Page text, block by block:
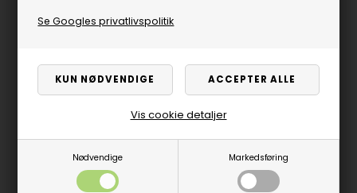
Se Googles privatlivspolitik
Nødvendige Markedsføring
Vis cookie detaljer
Med 800 m2produktionsareal i Vejle samt vores
specialuddannede montører er der garanti for god dansk
kvalitet, når du køber et Søren Søgaard billard.